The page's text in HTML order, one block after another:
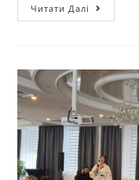
Читати Далі